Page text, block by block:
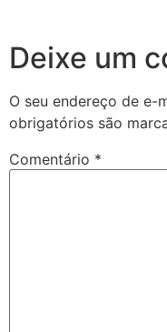
Deixe um
O seu endereço de e-
obrigatórios são
Comentário *